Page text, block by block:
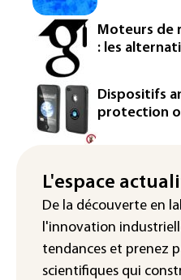
Washington étend
réseaux sociaux des
demandeurs de visas
Rugby: le Stade
cyberattaque
Enquête ouverte
d'Intermarché
La Slovaquie
absolu de 42,2°C
météorologiques)
Moteurs de
: les
Dispositifs
protection
L'espace
De la découverte en
l'innovation
tendances et prenez
scientifiques qui